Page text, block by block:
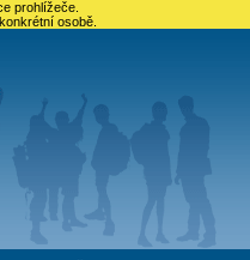
prohlížeče.
osobě.